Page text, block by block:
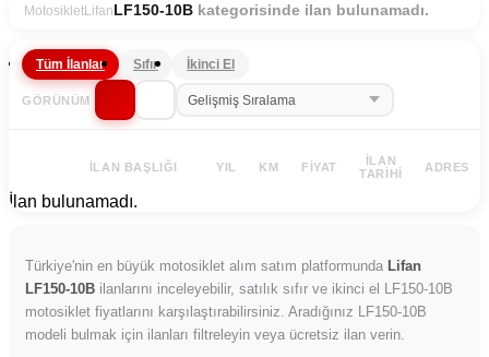
MotosikletLifan LF150-10B kategorisinde ilan bulunamadı.
Tüm İlanlar Sıfır İkinci El
GÖRÜNÜM
İLAN BAŞLIĞI YIL KM FIYAT
İLAN
TARIHI
ADRES
İlan bulunamadı.
Türkiye'nin en büyük motosiklet alım satım platformunda Lifan
LF150-10B ilanlarını inceleyebilir, satılık sıfır ve ikinci el LF150-10B
motosiklet fiyatlarını karşılaştırabilirsiniz. Aradığınız LF150-10B
modeli bulmak için ilanları filtreleyin veya ücretsiz ilan verin.